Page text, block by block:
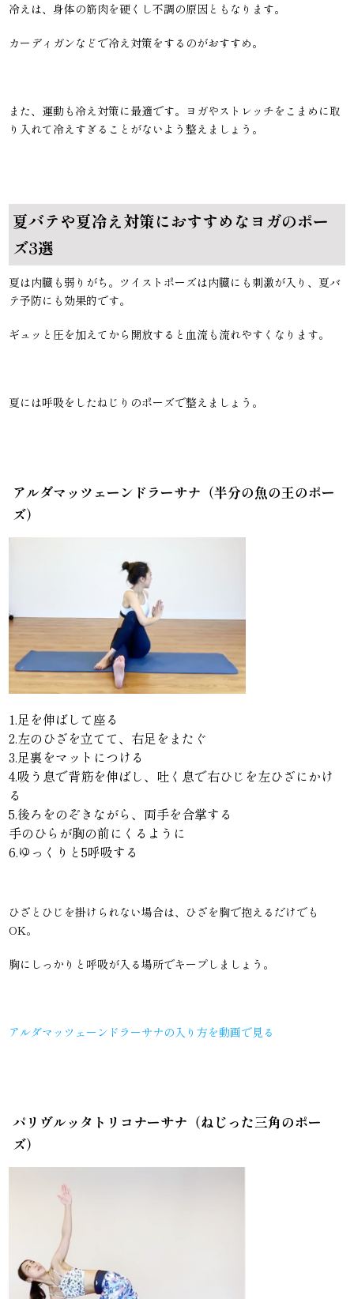
冷えは、身体の筋肉を硬くし不調の原因ともなります。
カーディガンなどで冷え対策をするのがおすすめ。
また、運動も冷え対策に最適です。ヨガやストレッチをこまめに取
り入れて冷えすぎることがないよう整えましょう。
夏バテや夏冷え対策におすすめなヨガのポー
ズ3選
夏は内臓も弱りがち。ツイストポーズは内臓にも刺激が入り、夏バ
テ予防にも効果的です。
ギュッと圧を加えてから開放すると血流も流れやすくなります。
夏には呼吸をしたねじりのポーズで整えましょう。
アルダマッツェーンドラーサナ（半分の魚の王のポー
ズ）
1.足を伸ばして座る
2.左のひざを立てて、右足をまたぐ
3.足裏をマットにつける
4.吸う息で背筋を伸ばし、吐く息で右ひじを左ひざにかけ
る
5.後ろをのぞきながら、両手を合掌する
手のひらが胸の前にくるように
6.ゆっくりと5呼吸する
ひざとひじを掛けられない場合は、ひざを胸で抱えるだけでも
OK。
胸にしっかりと呼吸が入る場所でキープしましょう。
アルダマッツェーンドラーサナの入り方を動画で見る
パリヴルッタトリコナーサナ（ねじった三角のポー
ズ）